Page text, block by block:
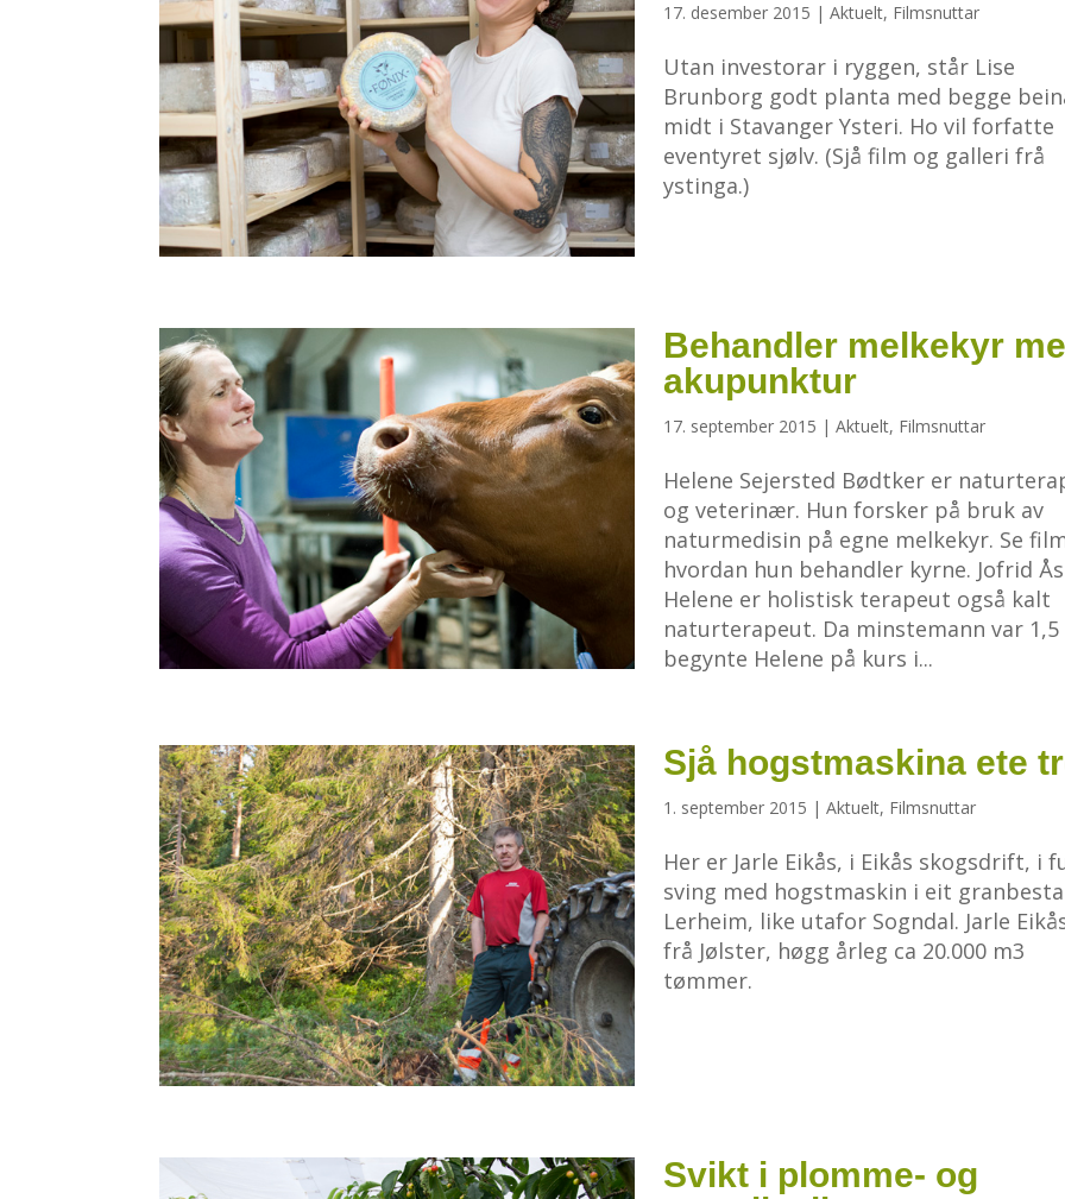
17. desember 2015 | Aktuelt, Filmsnuttar
Utan investorar i ryggen, står Lise
Brunborg godt planta med begge
midt i Stavanger Ysteri. Ho vil forfatte
eventyret sjølv. (Sjå film og galleri frå
ystinga.)
Behandler melkekyr
akupunktur
17. september 2015 | Aktuelt, Filmsnuttar
Helene Sejersted Bødtker er
og veterinær. Hun forsker på bruk av
naturmedisin på egne melkekyr. Se
hvordan hun behandler kyrne. Jofrid
Helene er holistisk terapeut også kalt
naturterapeut. Da minstemann var 1,5
begynte Helene på kurs i...
Sjå hogstmaskina ete
1. september 2015 | Aktuelt, Filmsnuttar
Her er Jarle Eikås, i Eikås skogsdrift, i
sving med hogstmaskin i eit
Lerheim, like utafor Sogndal. Jarle
frå Jølster, høgg årleg ca 20.000 m3
tømmer.
Svikt i plomme- og